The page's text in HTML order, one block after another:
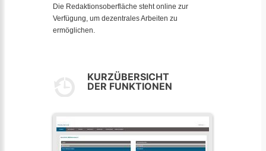
Die Redaktionsoberfläche steht online zur
Verfügung, um dezentrales Arbeiten zu
ermöglichen.
KURZÜBERSICHT
DER FUNKTIONEN